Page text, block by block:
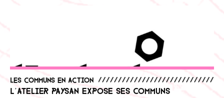
Les communs en action
L’atelier paysan expose ses communs